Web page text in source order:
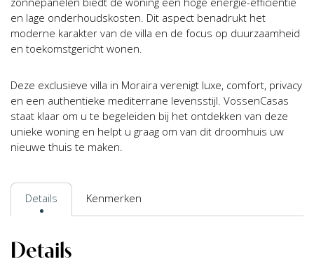
en lage onderhoudskosten. Dit aspect benadrukt het
moderne karakter van de villa en de focus op duurzaamheid
en toekomstgericht wonen.
Deze exclusieve villa in Moraira verenigt luxe, comfort, privacy
en een authentieke mediterrane levensstijl. VossenCasas
staat klaar om u te begeleiden bij het ontdekken van deze
unieke woning en helpt u graag om van dit droomhuis uw
nieuwe thuis te maken.
Details Kenmerken
Details